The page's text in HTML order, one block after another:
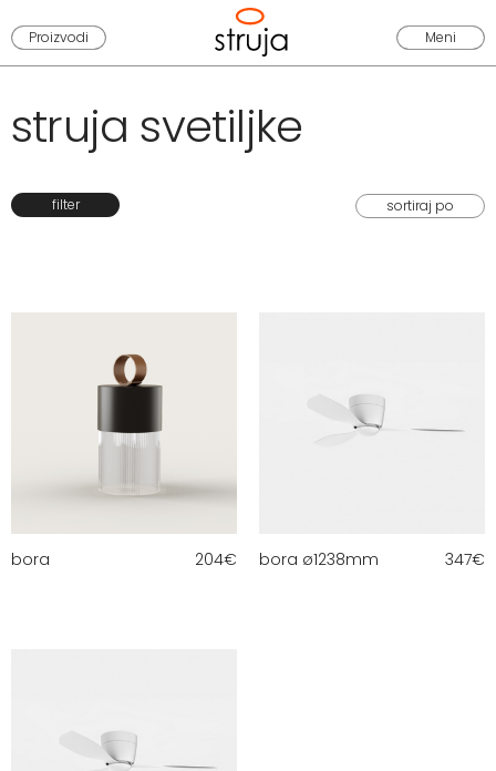
Proizvodi Meni
struja svetiljke
filter
bora 204€ bora ø1238mm 347€